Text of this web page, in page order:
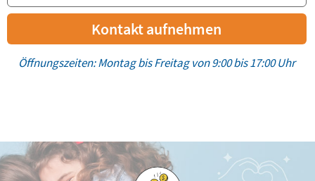
Kontakt aufnehmen
Öffnungszeiten: Montag bis Freitag von 9:00 bis 17:00 Uhr